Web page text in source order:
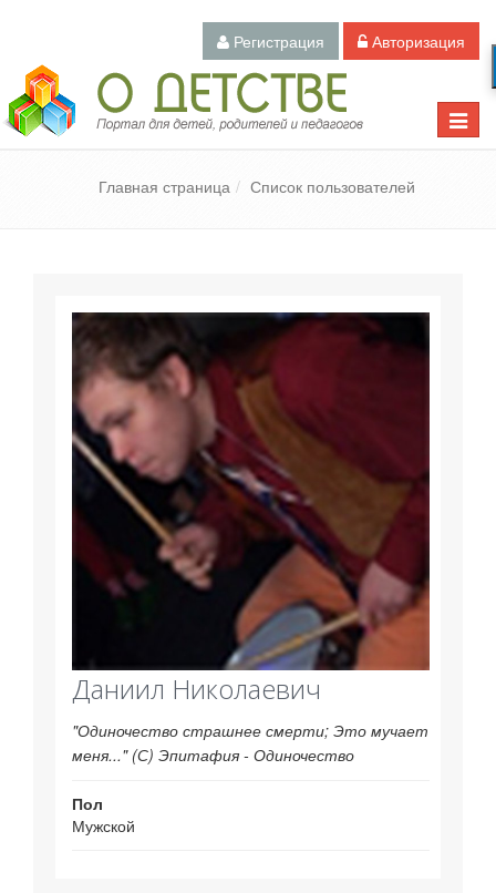
Регистрация Авторизация
Toggle
Педагогический портал «О детстве»
Главная страница Список пользователей
Даниил Николаевич
"Одиночество страшнее смерти; Это мучает
меня..." (С) Эпитафия - Одиночество
Пол
Мужской